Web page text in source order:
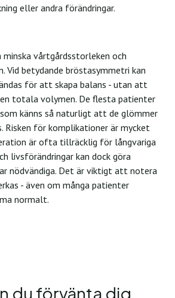
eller andra förändringar.
minska vårtgårdsstorleken och
Vid betydande bröstasymmetri kan
för att skapa balans - utan att
totala volymen. De flesta patienter
känns så naturligt att de glömmer
Risken för komplikationer är mycket
är ofta tillräcklig för långvariga
livsförändringar kan dock göra
nödvändiga. Det är viktigt att notera
- även om många patienter
normalt.
du förvänta dig